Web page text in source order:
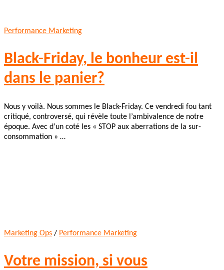
Performance Marketing
Black-Friday, le bonheur est-il
dans le panier?
Nous y voilà. Nous sommes le Black-Friday. Ce vendredi fou tant
critiqué, controversé, qui révèle toute l’ambivalence de notre
époque. Avec d’un coté les « STOP aux aberrations de la sur-
consommation » …
Marketing Ops / Performance Marketing
Votre mission, si vous